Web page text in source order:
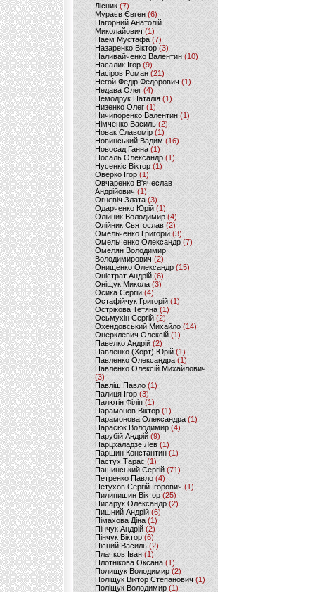
Лісник (7)
Мураєв Євген(6)
Нагорний Анатолій
Миколайович (1)
Наем Мустафа (7)
Назаренко Віктор (3)
Наливайченко Валентин (10)
Насалик Ігор(9)
Насіров Роман (21)
Негой Федір Федорович(1)
Недава Олег(4)
Немодрук Наталія(1)
Низенко Олег (1)
Ничипоренко Валентин (1)
Німченко Василь (2)
Новак Славомір (1)
Новинський Вадим (16)
Новосад Ганна (1)
Носаль Олександр (1)
Нусенкіс Віктор (1)
Оверко Ігор (1)
Овчаренко В'ячеслав
Андрійович(1)
Огнєвіч Злата (3)
Одарченко Юрій(1)
Олійник Володимир (4)
Олійник Святослав (2)
Омельченко Григорій (3)
Омельченко Олександр(7)
Омелян Володимир
Володимирович (2)
Онищенко Олександр (15)
Оністрат Андрій (6)
Оніщук Микола (3)
Осика Сергій(4)
Остафійчук Григорій(1)
Острікова Тетяна (1)
Осьмухін Сергій (2)
Охендовський Михайло (14)
Оцерклевич Олексій (1)
Павелко Андрій (2)
Павленко (Хорт) Юрій (1)
Павленко Олександра (1)
Павленко Олексій Михайлович
(3)
Павліш Павло(1)
Палиця Ігор (3)
Палютін Філіп(1)
Парамонов Віктор (1)
Парамонова Олександра(1)
Парасюк Володимир(4)
Парубій Андрій (9)
Парцхаладзе Лев (1)
Паршин Константин(1)
Пастух Тарас (1)
Пашинський Сергій (71)
Петренко Павло (4)
Петухов Сергій Ігорович (1)
Пилипишин Віктор(25)
Писарук Олександр(2)
Пишний Андрій (6)
Пімахова Діна(1)
Пінчук Андрій(2)
Пінчук Віктор (6)
Пісний Василь (2)
Плачков Іван(1)
Плотнікова Оксана (1)
Полищук Володимир(2)
Поліщук Віктор Степанович(1)
Поліщук Володимир (1)